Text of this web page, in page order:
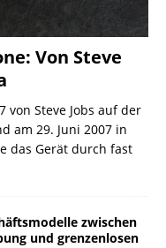
Von Steve
von Steve Jobs auf der
am 29. Juni 2007 in
das Gerät durch fast
zwischen
und grenzenlosen